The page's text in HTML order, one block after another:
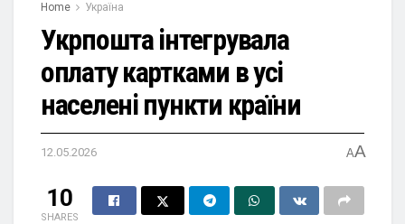
Home Україна
Укрпошта інтегрувала
оплату картками в усі
населені пункти країни
12.05.2026 AA
10
SHARES